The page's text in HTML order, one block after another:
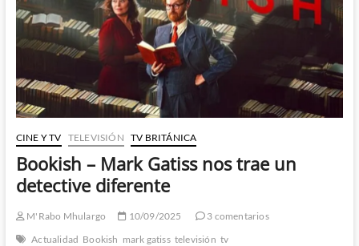
CINE Y TV TELEVISIÓN TV BRITÁNICA
Bookish – Mark Gatiss nos trae un
detective diferente
M'Rabo Mhulargo 10/09/2025
3 comentarios
Actualidad Bookish mark gatiss televisión tv